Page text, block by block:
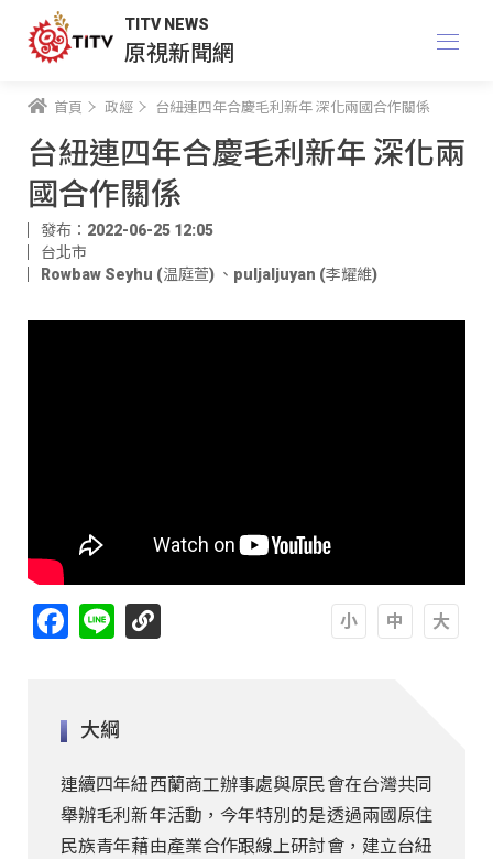
TITV NEWS
原視新聞網
首頁 政經 台紐連四年合慶毛利新年 深化兩國合作關係
台紐連四年合慶毛利新年 深化兩
國合作關係
發布：2022-06-25 12:05
台北市
Rowbaw Seyhu (温庭萱) 、 puljaljuyan (李耀維)
Facebook
Line
大綱
連續四年紐西蘭商工辦事處與原民會在台灣共同
舉辦毛利新年活動，今年特別的是透過兩國原住
民族青年藉由產業合作跟線上研討會，建立台紐